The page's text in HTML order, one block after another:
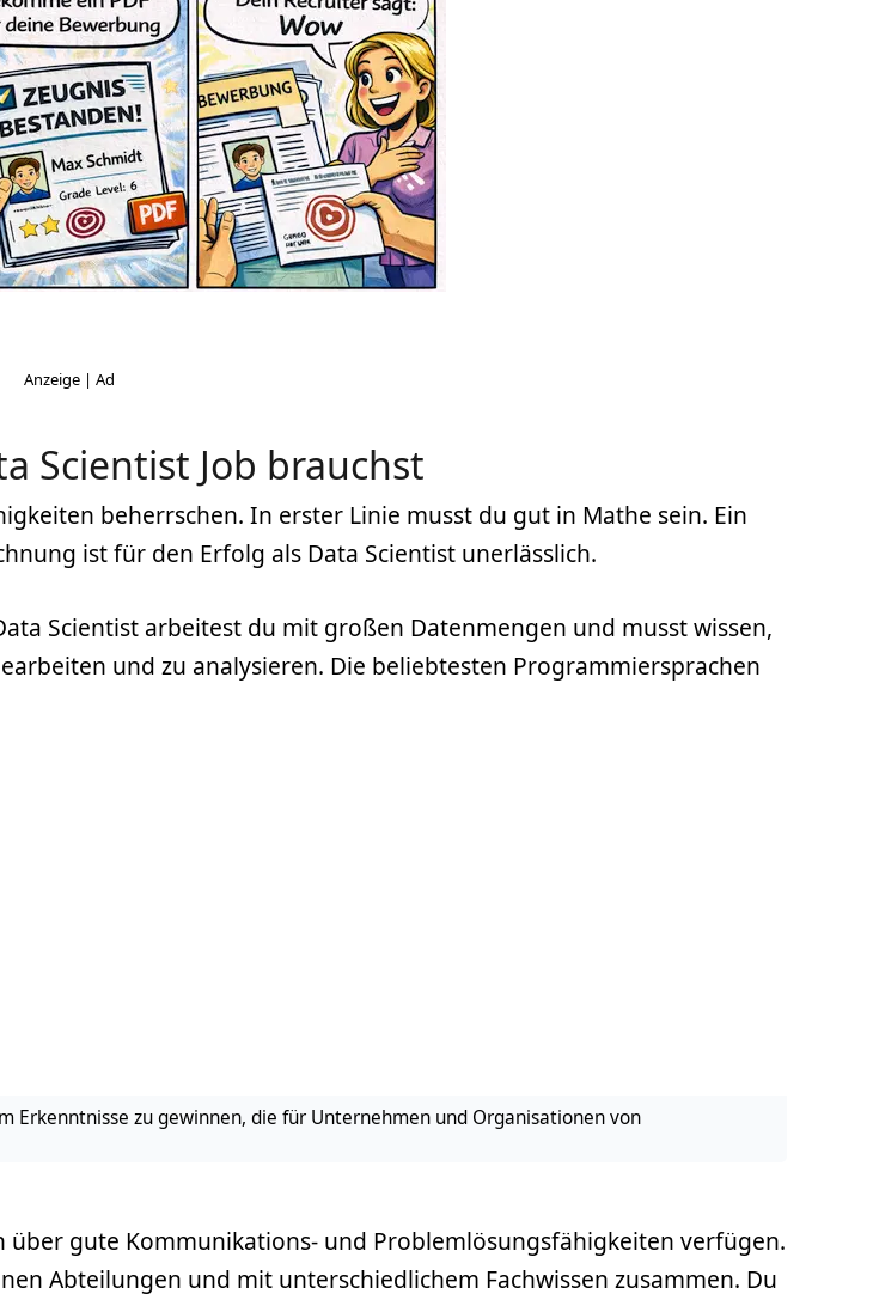
Scientist Job brauchst
beherrschen. In erster Linie musst du gut in Mathe sein. Ein
ist für den Erfolg als Data Scientist unerlässlich.
Scientist arbeitest du mit großen Datenmengen und musst wissen,
und zu analysieren. Die beliebtesten Programmiersprachen
Erkenntnisse zu gewinnen, die für Unternehmen und Organisationen von
gute Kommunikations- und Problemlösungsfähigkeiten verfügen.
Abteilungen und mit unterschiedlichem Fachwissen zusammen. Du